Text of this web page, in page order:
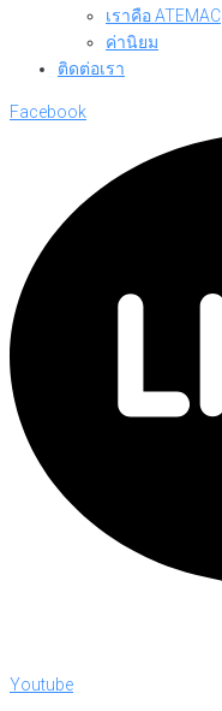
เราคือ ATEMAC
ค่านิยม
ติดต่อเรา
Facebook
Youtube